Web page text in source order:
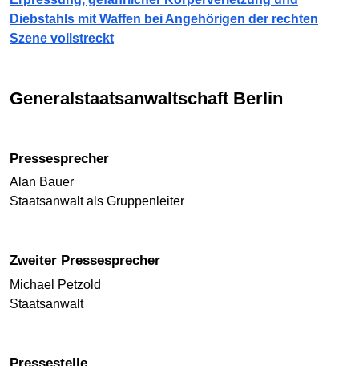
Diebstahls mit Waffen bei Angehörigen der rechten
Szene vollstreckt
Generalstaats­anwalt­schaft Berlin
Pressesprecher
Alan Bauer
Staatsanwalt als Gruppenleiter
Zweiter Pressesprecher
Michael Petzold
Staatsanwalt